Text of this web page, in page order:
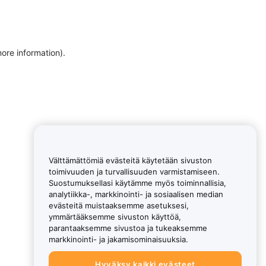
information).
Välttämättömiä evästeitä käytetään sivuston
toimivuuden ja turvallisuuden varmistamiseen.
Suostumuksellasi käytämme myös toiminnallisia,
analytiikka-, markkinointi- ja sosiaalisen median
evästeitä muistaaksemme asetuksesi,
ymmärtääksemme sivuston käyttöä,
parantaaksemme sivustoa ja tukeaksemme
markkinointi- ja jakamisominaisuuksia.